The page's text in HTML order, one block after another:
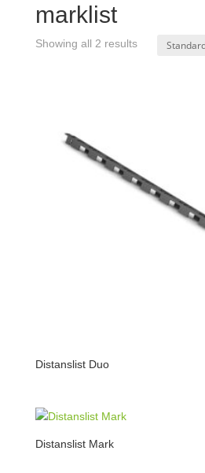
marklist
Showing all 2 results
Distanslist Duo
Distanslist Mark